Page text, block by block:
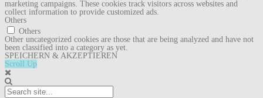
marketing campaigns. These cookies track visitors across websites and
collect information to provide customized ads.
Others
Others
Other uncategorized cookies are those that are being analyzed and have not
been classified into a category as yet.
SPEICHERN & AKZEPTIEREN
Scroll Up